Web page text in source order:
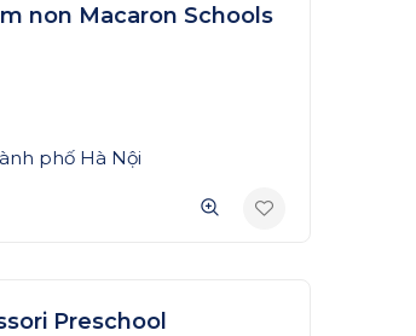
non Macaron Schools
phố Hà Nội
Preschool